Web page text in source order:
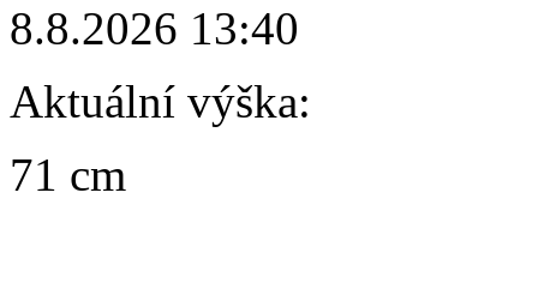
8.8.2026 13:40
Aktuální výška:
71 cm